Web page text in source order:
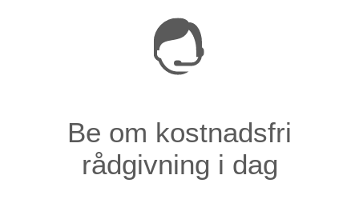
Be om kostnadsfri
rådgivning i dag